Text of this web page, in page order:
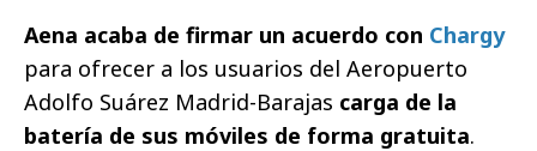
Aena acaba de firmar un acuerdo con Chargy
para ofrecer a los usuarios del Aeropuerto
Adolfo Suárez Madrid-Barajas carga de la
batería de sus móviles de forma gratuita.